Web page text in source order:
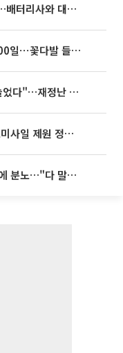
포스코퓨처엠, LFP 시장 뚫었다…배터리사와 대규모 장기 공급 합의
아옳이, 한의사 김형배와 벌써 200일⋯꽃다발 들고 "프러포즈 아냐"
추미애 "복지가 아니라 도민이 늘었다"…재정난 책임론 정면돌파
원 정밀분석 중"
박문성, 축구협회 '성 접대' 보도에 분노…"다 말아먹으려고 작정했나"